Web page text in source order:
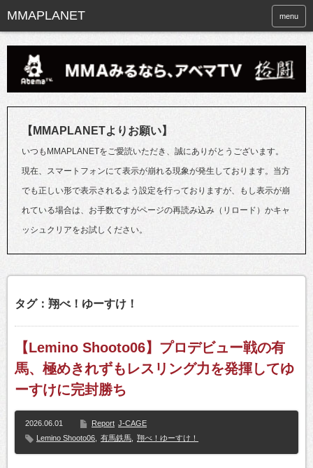
menu
【MMAPLANETよりお願い】
いつもMMAPLANETをご愛読いただき、誠にありがとうございます。
現在、スマートフォンにて表示が崩れる現象が発生しております。当方
でも正しい形で表示されるよう設定を行っておりますが、もし表示が崩
れている場合は、お手数ですがページの再読み込み（リロード）かキャ
ッシュクリアをお試しください。
タグ：翔べ！ゆーすけ！
【Lemino Shooto06】プロデビュー戦の有
馬、極めきれずもレスリング力を発揮してゆ
ーすけに完封勝ち
2026.06.01 Report J-CAGE
Lemino Shooto06
有馬鉄馬 翔べ！ゆーすけ！